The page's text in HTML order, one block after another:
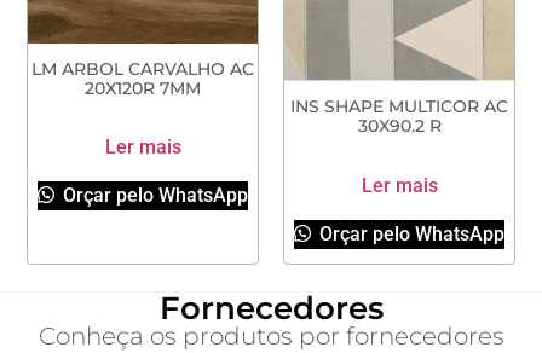
LM ARBOL CARVALHO AC
20X120R 7MM
Ler mais
Orçar pelo WhatsApp
INS SHAPE MULTICOR AC
30X90.2 R
Ler mais
Orçar pelo WhatsApp
Fornecedores
Conheça os produtos por fornecedores